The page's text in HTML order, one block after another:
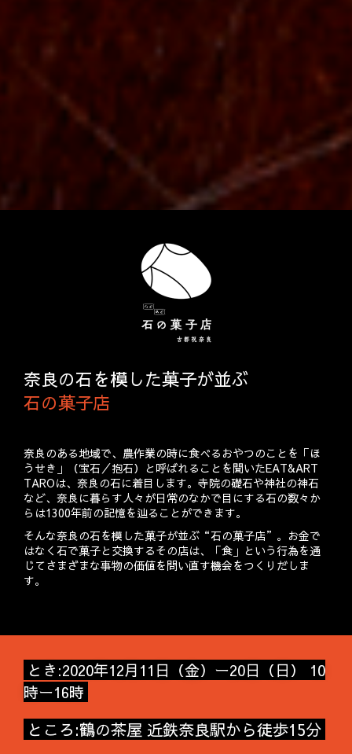
奈良の石を模した菓子が並ぶ
石の菓子店
奈良のある地域で、農作業の時に食べるおやつのことを「ほ
うせき」（宝石／抱石）と呼ばれることを聞いたEAT&ART
TAROは、奈良の石に着目します。寺院の礎石や神社の神石
など、奈良に暮らす人々が日常のなかで目にする石の数々か
らは1300年前の記憶を辿ることができます。
そんな奈良の石を模した菓子が並ぶ“石の菓子店”。お金で
はなく石で菓子と交換するその店は、「食」という行為を通
じてさまざまな事物の価値を問い直す機会をつくりだしま
す。
とき:2020年12月11日（金）ー20日（日） 10
時ー16時
ところ:鶴の茶屋 近鉄奈良駅から徒歩15分